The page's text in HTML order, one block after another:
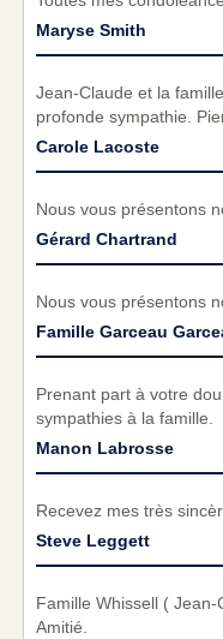
Maryse Smith
Jean-Claude et la
profonde sympathie.
Carole Lacoste
Nous vous présentons
Gérard Chartrand
Nous vous présentons
Famille Garceau
Prenant part à votre
sympathies à la famille.
Manon Labrosse
Recevez mes très
Steve Leggett
Famille Whissell (
Amitié.